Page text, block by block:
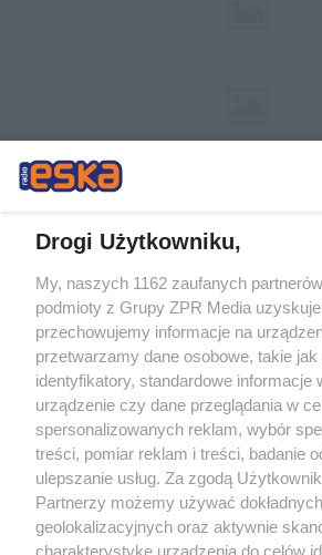
Żaden utwór zamieszczony w serwisie nie może
rozpowszechniany lub dalej rozpowszechniany
tym także elektroniczny lub mechaniczny) na
eksploatacji w jakiejkolwiek formie, włącznie z
Internecie bez pisemnej zgody właściciela praw.
wykorzystanie utworów w całości lub w części z
tzn. bez właściwej zgody, jest zabronione pod
ścigane prawnie.
Drogi Użytkowniku,
My, naszych 1162 zaufanych
podmioty z Grupy ZPR Media
przechowujemy informacje na
przetwarzamy dane osobowe, takie jak
identyfikatory, standardowe informacje
urządzenie czy dane przeglądania w
spersonalizowanych reklam, wybór
treści, pomiar reklam i treści, badanie
ulepszanie usług. Za zgodą
Partnerzy możemy używać
geolokalizacyjnych oraz aktywnie
charakterystykę urządzenia do celów